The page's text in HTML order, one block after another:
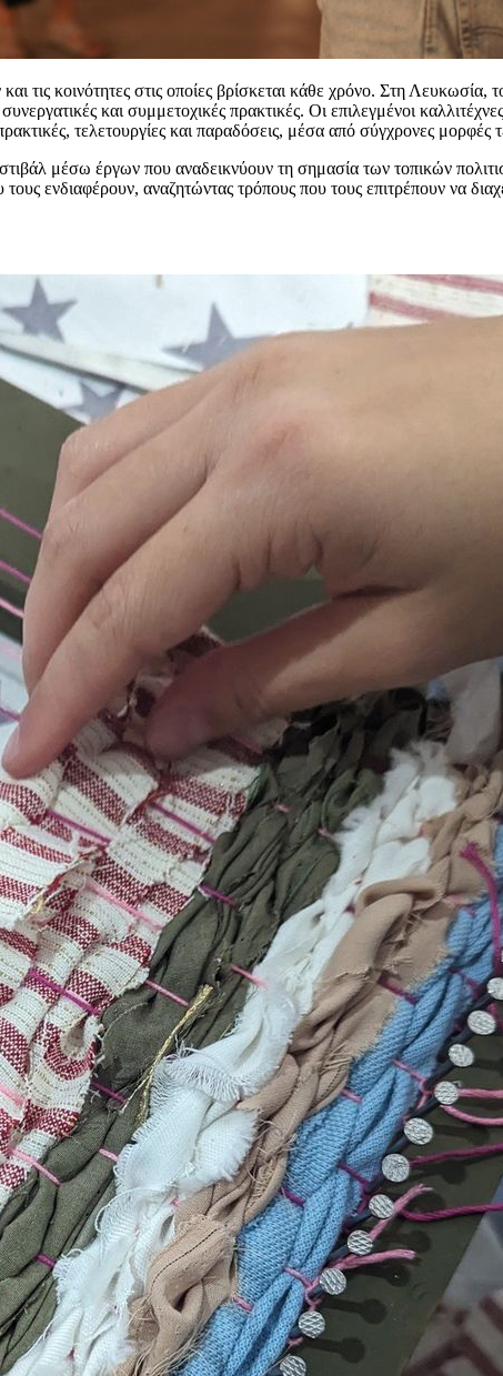
κοινότητες στις οποίες βρίσκεται κάθε χρόνο. Στη Λευκωσία,
και συμμετοχικές πρακτικές. Οι επιλεγμένοι
τελετουργίες και παραδόσεις, μέσα από σύγχρονες μορφές
μέσω έργων που αναδεικνύουν τη σημασία των τοπικών
ενδιαφέρουν, αναζητώντας τρόπους που τους επιτρέπουν να